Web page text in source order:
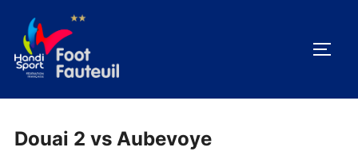
contenu
Douai 2 vs Aubevoye